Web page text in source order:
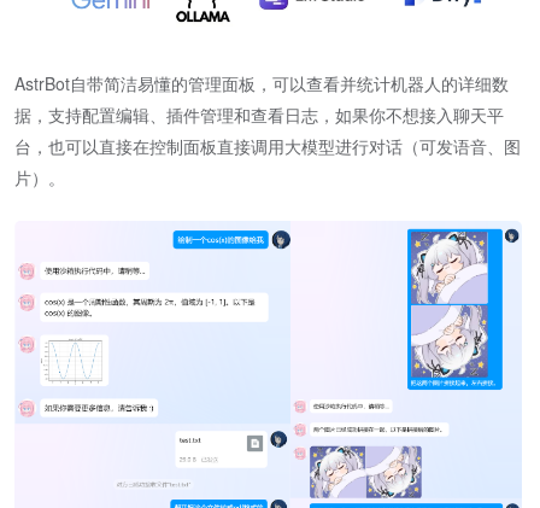
AstrBot自带简洁易懂的管理面板，可以查看并统计机器人的详细数
据，支持配置编辑、插件管理和查看日志，如果你不想接入聊天平
台，也可以直接在控制面板直接调用大模型进行对话（可发语音、图
片）。